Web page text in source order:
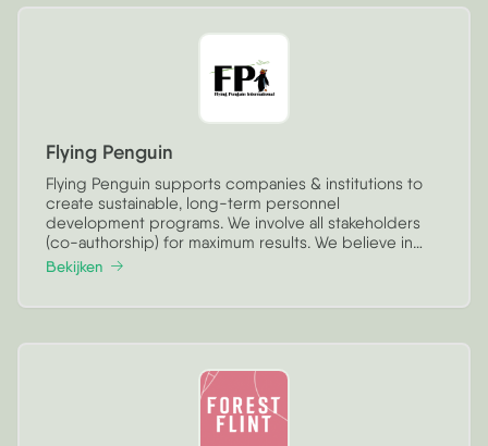
Flying Penguin
Flying Penguin supports companies & institutions to
create sustainable, long-term personnel
development programs. We involve all stakeholders
(co-authorship) for maximum results. We believe in
"doing", rather than talking about it.
Bekijken